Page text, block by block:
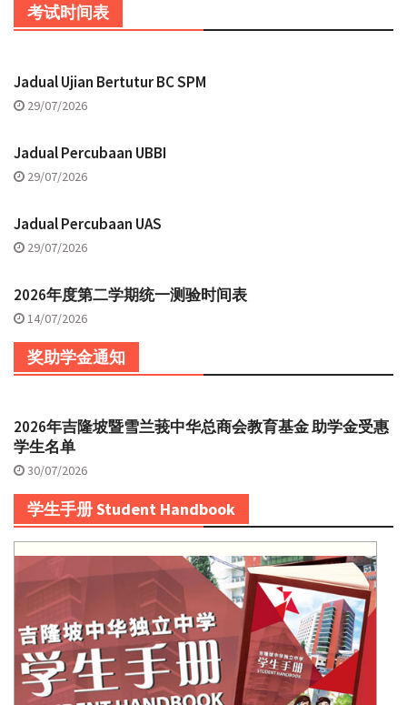
考试时间表
Jadual Ujian Bertutur BC SPM
29/07/2026
Jadual Percubaan UBBI
29/07/2026
Jadual Percubaan UAS
29/07/2026
2026年度第二学期统一测验时间表
14/07/2026
奖助学金通知
2026年吉隆坡暨雪兰莪中华总商会教育基金 助学金受惠
学生名单
30/07/2026
学生手册 Student Handbook